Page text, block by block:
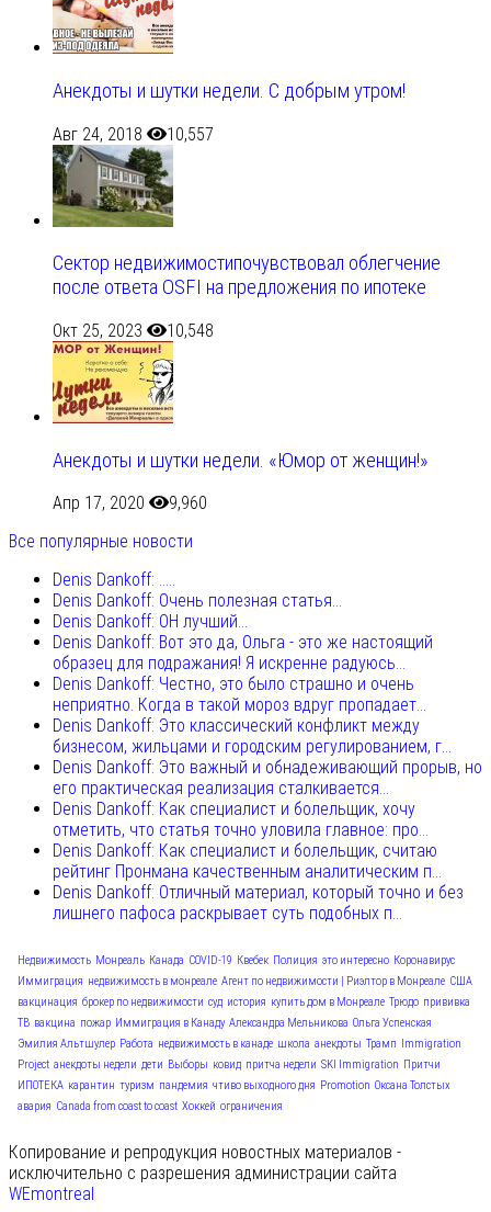
Анекдоты и шутки недели. С добрым утром!
Авг 24, 2018 10,557
Сектор недвижимостипочувствовал облегчение
после ответа OSFI на предложения по ипотеке
Окт 25, 2023 10,548
Анекдоты и шутки недели. «Юмор от женщин!»
Апр 17, 2020
9,960
Все популярные новости
Denis Dankoff: .....
Denis Dankoff: Очень полезная статья...
Denis Dankoff: ОН лучший...
Denis Dankoff: Вот это да, Ольга - это же настоящий
образец для подражания! Я искренне радуюсь...
Denis Dankoff: Честно, это было страшно и очень
неприятно. Когда в такой мороз вдруг пропадает...
Denis Dankoff: Это классический конфликт между
бизнесом, жильцами и городским регулированием, г...
Denis Dankoff: Это важный и обнадеживающий прорыв, но
его практическая реализация сталкивается...
Denis Dankoff: Как специалист и болельщик, хочу
отметить, что статья точно уловила главное: про...
Denis Dankoff: Как специалист и болельщик, считаю
рейтинг Пронмана качественным аналитическим п...
Denis Dankoff: Отличный материал, который точно и без
лишнего пафоса раскрывает суть подобных п...
Недвижимость Монреаль Канада COVID-19 Квебек Полиция это интересно Коронавирус
Иммиграция недвижимость в монреале Агент по недвижимости | Риэлтор в Монреале США
вакцинация брокер по недвижимости суд история купить дом в Монреале Трюдо прививка
ТВ вакцина пожар Иммиграция в Канаду Александра Мельникова Ольга Успенская
Эмилия Альтшулер Работа недвижимость в канаде школа анекдоты Трамп
Immigration
Project анекдоты недели дети Выборы ковид притча недели SKI Immigration Притчи
ИПОТЕКА карантин туризм пандемия чтиво выходного дня Promotion Оксана Толстых
авария Canada from coast to coast Хоккей ограничения
Копирование и репродукция новостных материалов -
исключительно с разрешения администрации сайта
WEmontreal